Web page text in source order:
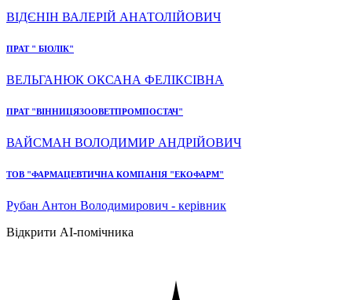
ВІДЄНІН ВАЛЕРІЙ АНАТОЛІЙОВИЧ
ПРАТ " БІОЛІК"
ВЕЛЬГАНЮК ОКСАНА ФЕЛІКСІВНА
ПРАТ "ВІННИЦЯЗООВЕТПРОМПОСТАЧ"
ВАЙСМАН ВОЛОДИМИР АНДРІЙОВИЧ
ТОВ "ФАРМАЦЕВТИЧНА КОМПАНІЯ "ЕКОФАРМ"
Рубан Антон Володимирович - керівник
Відкрити AI-помічника